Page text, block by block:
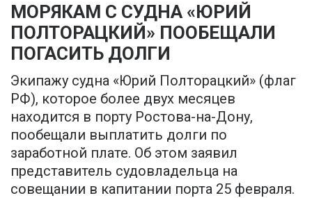
МОРЯКАМ С СУДНА «ЮРИЙ
ПОЛТОРАЦКИЙ» ПООБЕЩАЛИ
ПОГАСИТЬ ДОЛГИ
Экипажу судна «Юрий Полторацкий» (флаг
РФ), которое более двух месяцев
находится в порту Ростова-на-Дону,
пообещали выплатить долги по
заработной плате. Об этом заявил
представитель судовладельца на
совещании в капитании порта 25 февраля.